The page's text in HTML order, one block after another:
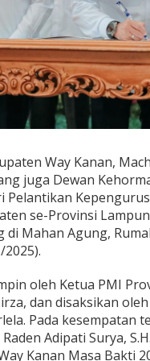
Way Kanan,
juga Dewan
Pelantikan
se-Provinsi
di Mahan Agung,
oleh Ketua PMI
dan disaksikan
Pada kesempatan
Adipati Surya,
Kanan Masa Bakti